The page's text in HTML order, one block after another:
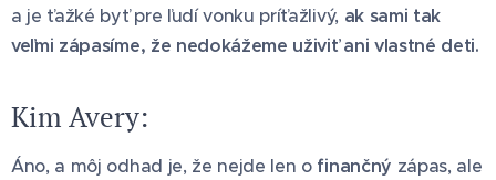
a je ťažké byť pre ľudí vonku príťažlivý, ak sami tak
veľmi zápasíme, že nedokážeme uživiť ani vlastné deti.
Kim Avery:
Áno, a môj odhad je, že nejde len o finančný zápas, ale